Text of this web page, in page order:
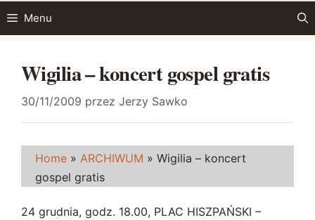
Menu
Wigilia – koncert gospel gratis
30/11/2009 przez Jerzy Sawko
Home » ARCHIWUM » Wigilia – koncert
gospel gratis
24 grudnia, godz. 18.00, PLAC HISZPAŃSKI –